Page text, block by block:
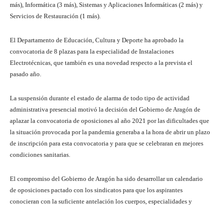
más), Informática (3 más), Sistemas y Aplicaciones Informáticas (2 más) y
Servicios de Restauración (1 más).
El Departamento de Educación, Cultura y Deporte ha aprobado la
convocatoria de 8 plazas para la especialidad de Instalaciones
Electrotécnicas, que también es una novedad respecto a la prevista el
pasado año.
La suspensión durante el estado de alarma de todo tipo de actividad
administrativa presencial motivó la decisión del Gobierno de Aragón de
aplazar la convocatoria de oposiciones al año 2021 por las dificultades que
la situación provocada por la pandemia generaba a la hora de abrir un plazo
de inscripción para esta convocatoria y para que se celebraran en mejores
condiciones sanitarias.
El compromiso del Gobierno de Aragón ha sido desarrollar un calendario
de oposiciones pactado con los sindicatos para que los aspirantes
conocieran con la suficiente antelación los cuerpos, especialidades y